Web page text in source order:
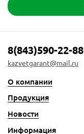
8(843)590-22-88
kazvetgarant@mail.ru
О компании
Продукция
Новости
Информация